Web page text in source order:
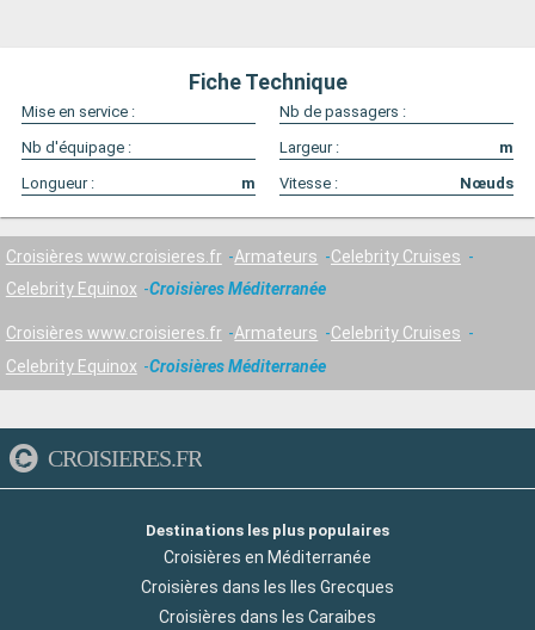
Fiche Technique
Mise en service :
Nb de passagers :
Nb d'équipage :
Largeur :
m
Longueur :
m Vitesse : Nœuds
Croisières www.croisieres.fr Armateurs
Celebrity Cruises
Celebrity Equinox
Croisières Méditerranée
Croisières www.croisieres.fr Armateurs
Celebrity Cruises
Celebrity Equinox
Croisières Méditerranée
CROISIERES.FR
Destinations les plus populaires
Croisières en Méditerranée
Croisières dans les Iles Grecques
Croisières dans les Caraibes